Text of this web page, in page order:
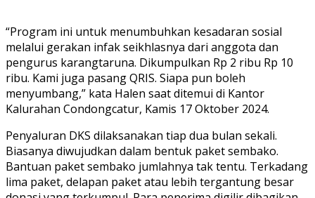
“Program ini untuk menumbuhkan kesadaran sosial
melalui gerakan infak seikhlasnya dari anggota dan
pengurus karangtaruna. Dikumpulkan Rp 2 ribu Rp 10
ribu. Kami juga pasang QRIS. Siapa pun boleh
menyumbang,” kata Halen saat ditemui di Kantor
Kalurahan Condongcatur, Kamis 17 Oktober 2024.
Penyaluran DKS dilaksanakan tiap dua bulan sekali.
Biasanya diwujudkan dalam bentuk paket sembako.
Bantuan paket sembako jumlahnya tak tentu. Terkadang
lima paket, delapan paket atau lebih tergantung besar